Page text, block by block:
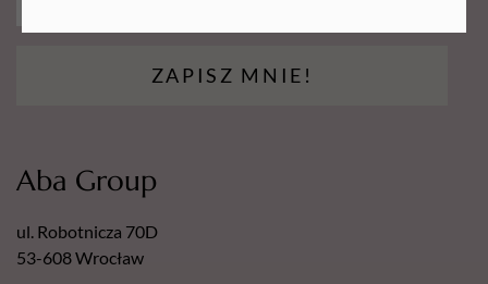
ZAPISZ MNIE!
Aba Group
ul. Robotnicza 70D
53-608 Wrocław